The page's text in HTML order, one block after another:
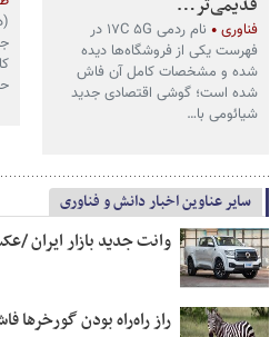
فناوری
نام ردمی ۱۷C ۵G در
فهرست یکی از فروشگاه‌ها دیده
شده و مشخصات کامل آن فاش
شده است؛ گوشی اقتصادی جدید
شیائومی با…
سایر عناوین اخبار دانش و فناوری
وانت جدید بازار ایران /
راز راه‌راه بودن گورخرها